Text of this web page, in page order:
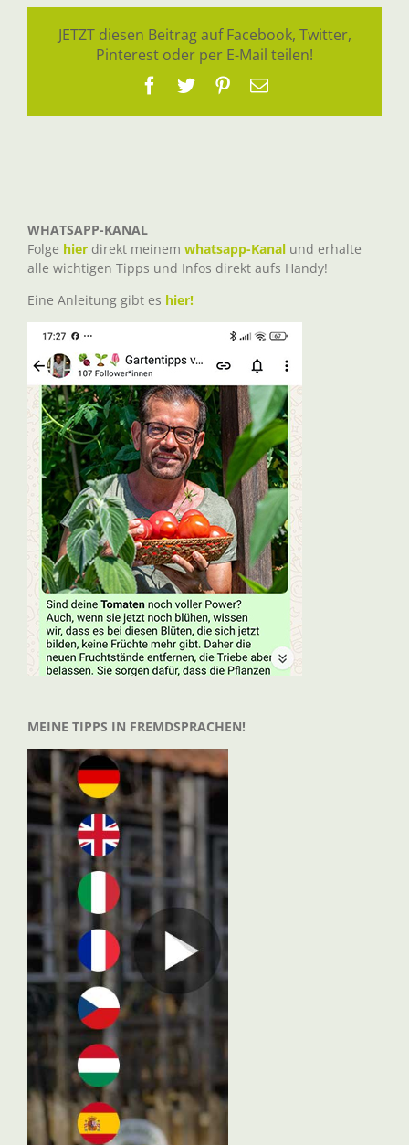
JETZT diesen Beitrag auf Facebook, Twitter,
Pinterest oder per E-Mail teilen!
Facebook
TwitterPinterest
E-
WHATSAPP-KANAL
Folge hier direkt meinem whatsapp-Kanal und erhalte
alle wichtigen Tipps und Infos direkt aufs Handy!
Eine Anleitung gibt es hier!
MEINE TIPPS IN FREMDSPRACHEN!